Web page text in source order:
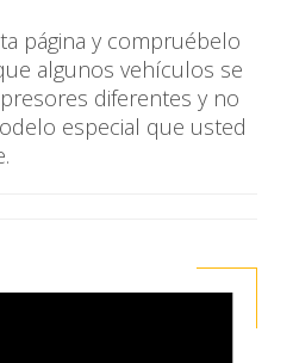
página y compruébelo
algunos vehículos se
diferentes y no
especial que usted